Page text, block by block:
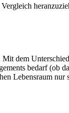
dem
bedarf (ob
Lebensraum